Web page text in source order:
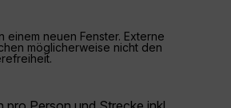
einem neuen Fenster. Externe
möglicherweise nicht den